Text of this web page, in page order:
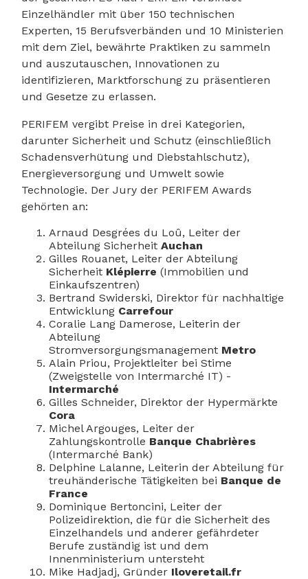
Einzelhändler mit über 150 technischen
Experten, 15 Berufsverbänden und 10 Ministerien
mit dem Ziel, bewährte Praktiken zu sammeln
und auszutauschen, Innovationen zu
identifizieren, Marktforschung zu präsentieren
und Gesetze zu erlassen.
PERIFEM vergibt Preise in drei Kategorien,
darunter Sicherheit und Schutz (einschließlich
Schadensverhütung und Diebstahlschutz),
Energieversorgung und Umwelt sowie
Technologie. Der Jury der PERIFEM Awards
gehörten an:
Arnaud Desgrées du Loû, Leiter der
Abteilung Sicherheit Auchan
Gilles Rouanet, Leiter der Abteilung
Sicherheit Klépierre (Immobilien und
Einkaufszentren)
Bertrand Swiderski, Direktor für nachhaltige
Entwicklung Carrefour
Coralie Lang Damerose, Leiterin der
Abteilung
Stromversorgungsmanagement Metro
Alain Priou, Projektleiter bei Stime
(Zweigstelle von Intermarché IT) -
Intermarché
Gilles Schneider, Direktor der Hypermärkte
Cora
Michel Argouges, Leiter der
Zahlungskontrolle Banque Chabrières
(Intermarché Bank)
Delphine Lalanne, Leiterin der Abteilung für
treuhänderische Tätigkeiten bei Banque de
France
Dominique Bertoncini, Leiter der
Polizeidirektion, die für die Sicherheit des
Einzelhandels und anderer gefährdeter
Berufe zuständig ist und dem
Innenministerium untersteht
Mike Hadjadj, Gründer Iloveretail.fr